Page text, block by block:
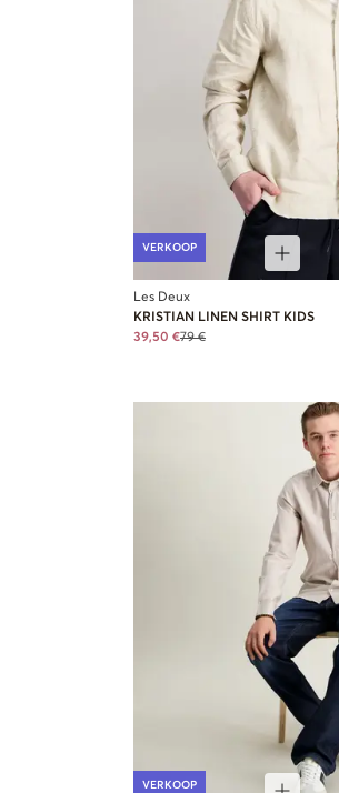
VERKOOP
Les Deux
KRISTIAN LINEN SHIRT KIDS
39,50 €79 €
VERKOOP